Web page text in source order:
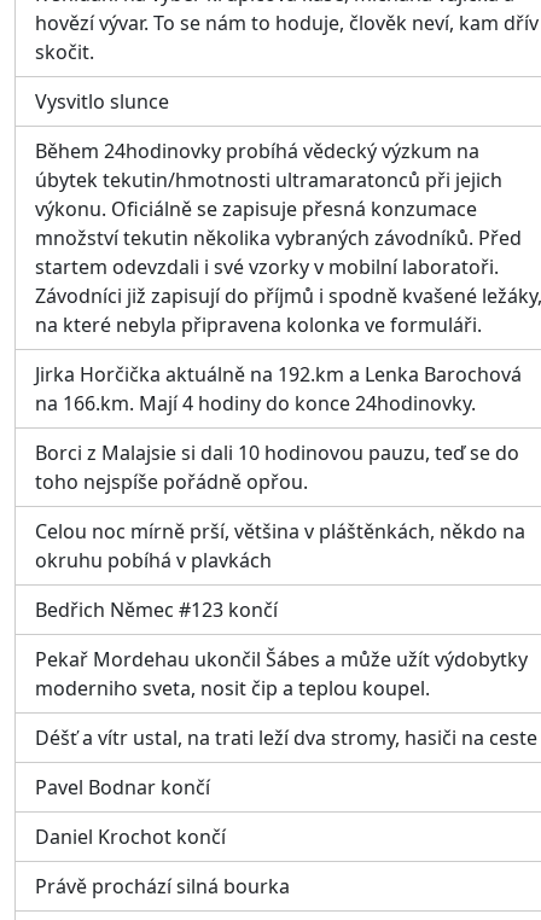
hovězí vývar. To se nám to hoduje, člověk neví, kam dřív
skočit.
Vysvitlo slunce
Během 24hodinovky probíhá vědecký výzkum na
úbytek tekutin/hmotnosti ultramaratonců při jejich
výkonu. Oficiálně se zapisuje přesná konzumace
množství tekutin několika vybraných závodníků. Před
startem odevzdali i své vzorky v mobilní laboratoři.
Závodníci již zapisují do příjmů i spodně kvašené ležáky,
na které nebyla připravena kolonka ve formuláři.
Jirka Horčička aktuálně na 192.km a Lenka Barochová
na 166.km. Mají 4 hodiny do konce 24hodinovky.
Borci z Malajsie si dali 10 hodinovou pauzu, teď se do
toho nejspíše pořádně opřou.
Celou noc mírně prší, většina v pláštěnkách, někdo na
okruhu pobíhá v plavkách
Bedřich Němec #123 končí
Pekař Mordehau ukončil Šábes a může užít výdobytky
moderniho sveta, nosit čip a teplou koupel.
Déšť a vítr ustal, na trati leží dva stromy, hasiči na ceste
Pavel Bodnar končí
Daniel Krochot končí
Právě prochází silná bourka